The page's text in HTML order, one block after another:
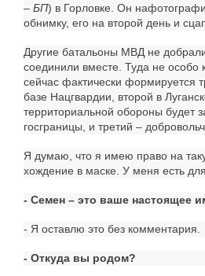
– БП) в Горловке. Он
обнимку, его на второй день и
Другие батальоны МВД не
соединили вместе. Туда не особо
сейчас фактически формируется
базе Нацгвардии, второй в
территориальной обороны будет
госграницы, и третий –
Я думаю, что я имею право на
хождение в маске. У меня есть для
- Семен – это ваше настоящее
- Я оставлю это без комментария.
- Откуда вы родом?